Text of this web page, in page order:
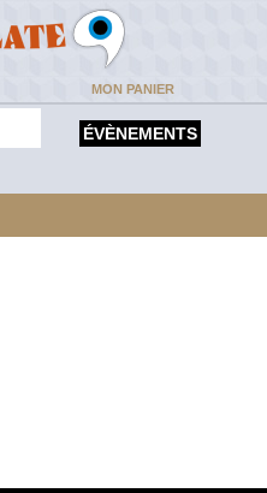
MON PANIER
ÉVÈNEMENTS